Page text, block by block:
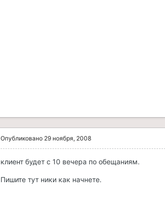
Опубликовано 29 ноября, 2008
клиент будет с 10 вечера по обещаниям.
Пишите тут ники как начнете.